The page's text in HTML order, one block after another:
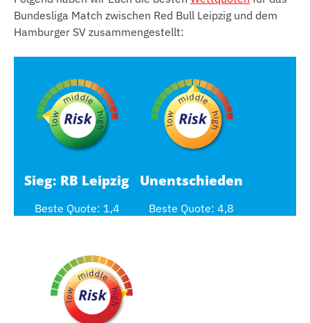
Bundesliga Match zwischen Red Bull Leipzig und dem
Hamburger SV zusammengestellt:
Sieg: RB Leipzig
Beste Quote: 1,4
Unentschieden
Beste Quote: 4,8